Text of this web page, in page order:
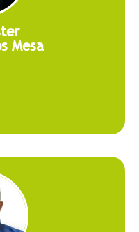
Mesa